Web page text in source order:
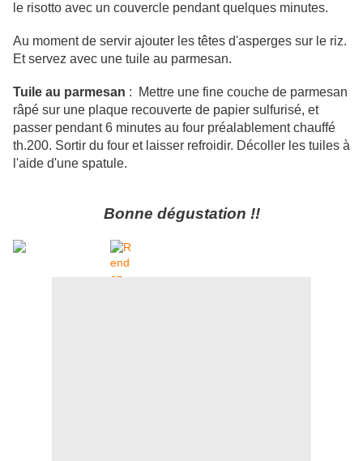
le risotto avec un couvercle pendant quelques minutes.
Au moment de servir ajouter les têtes d'asperges sur le riz.
Et servez avec une tuile au parmesan.
Tuile au parmesan : Mettre une fine couche de parmesan
râpé sur une plaque recouverte de papier sulfurisé, et
passer pendant 6 minutes au four préalablement chauffé
th.200. Sortir du four et laisser refroidir. Décoller les tuiles à
l'aide d'une spatule.
Bonne dégustation !!